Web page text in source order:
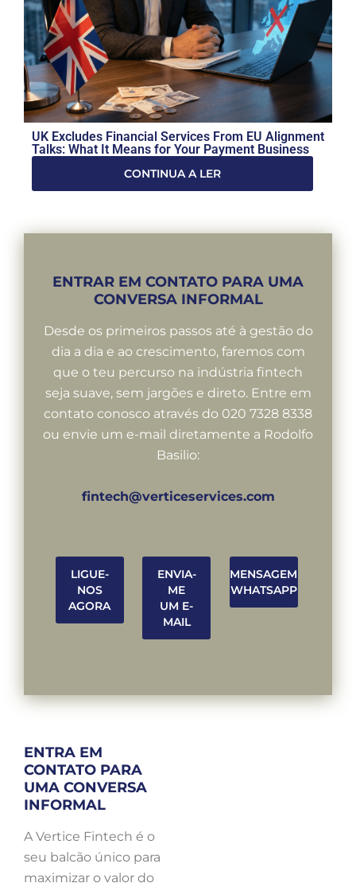
UK Excludes Financial Services From EU Alignment
Talks: What It Means for Your Payment Business
CONTINUA A LER
ENTRAR EM CONTATO PARA UMA
CONVERSA INFORMAL
Desde os primeiros passos até à gestão do
dia a dia e ao crescimento, faremos com
que o teu percurso na indústria fintech
seja suave, sem jargões e direto. Entre em
contato conosco através do 020 7328 8338
ou envie um e-mail diretamente a Rodolfo
Basilio:
fintech@verticeservices.com
LIGUE-
NOS
AGORA
ENVIA-
ME
UM E-
MAIL
MENSAGEM
WHATSAPP
ENTRA EM
CONTATO PARA
UMA CONVERSA
INFORMAL
A Vertice Fintech é o
seu balcão único para
maximizar o valor do